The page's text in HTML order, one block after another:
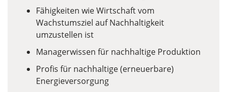
Fähigkeiten wie Wirtschaft vom
Wachstumsziel auf Nachhaltigkeit
umzustellen ist
Managerwissen für nachhaltige Produktion
Profis für nachhaltige (erneuerbare)
Energieversorgung